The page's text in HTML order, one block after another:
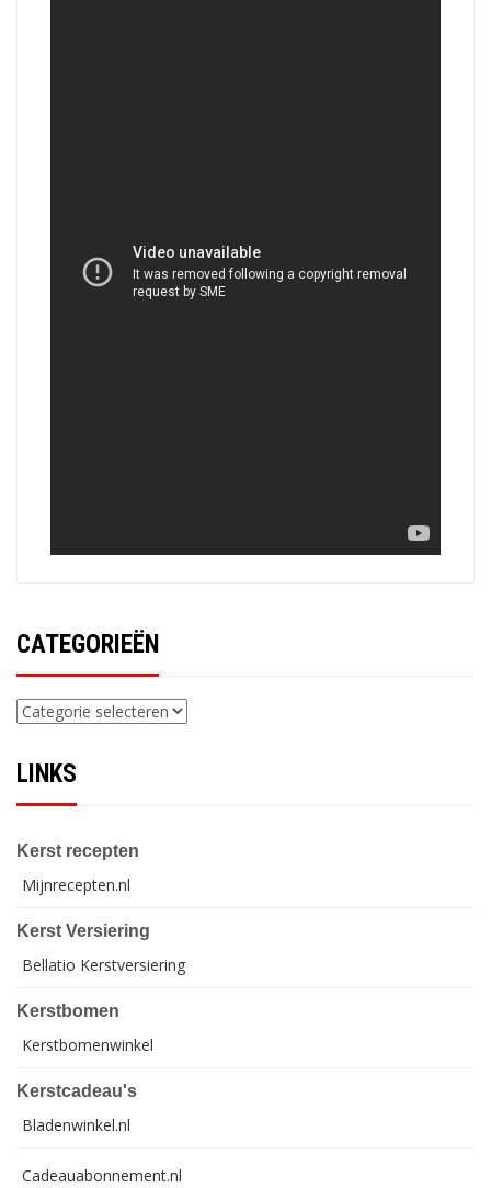
CATEGORIEËN
Categorieën
LINKS
Kerst recepten
Mijnrecepten.nl
Kerst Versiering
Bellatio Kerstversiering
Kerstbomen
Kerstbomenwinkel
Kerstcadeau's
Bladenwinkel.nl
Cadeauabonnement.nl